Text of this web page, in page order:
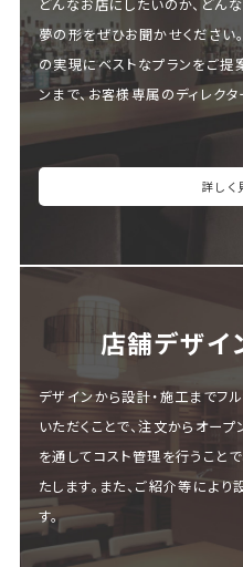
どんなお店にしたいのか、どん
夢の形をぜひお聞かせください
の実現にベストなプランをご提
ンまで、お客様専属のディレクタ
詳しく
店舗デザイ
デザインから設計・施工までフ
いただくことで、注文からオー
を通してコスト管理を行うこと
たします。また、ご紹介等によ
す。